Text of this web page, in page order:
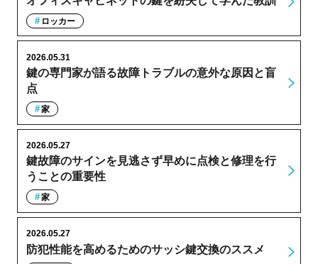
ロッカー
鍵の専門家が語る故障トラブルの意外な原因と盲
点
2026.05.31
家
鍵故障のサインを見逃さず早めに点検と修理を行
うことの重要性
2026.05.27
家
防犯性能を高めるためのサッシ鍵交換のススメ
2026.05.27